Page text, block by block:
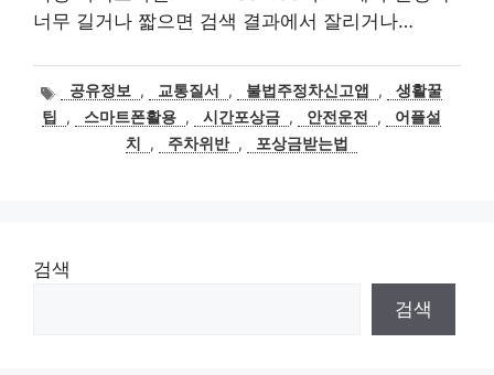
너무 길거나 짧으면 검색 결과에서 잘리거나…
태공유정보 , 교통질서 , 불법주정차신고앱 ,
생활꿀
팁
, 스마트폰활용 , 시간포상금 , 안전운전 ,
어플설
치
, 주차위반 , 포상금받는법
검색
검색